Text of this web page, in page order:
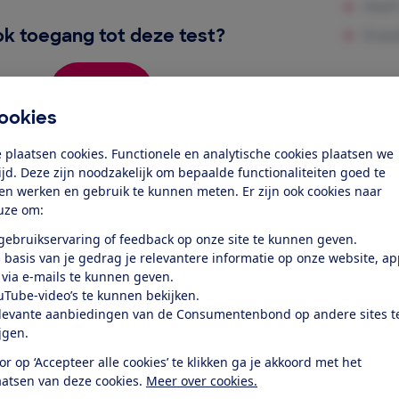
plaatsen cookies. Functionele en analytische cookies plaatsen we
Deze zijn noodzakelijk om bepaalde functionaliteiten goed te
werken en gebruik te kunnen meten. Er zijn ook cookies naar
om:
of feedback op onze site te kunnen geven.
basis van je gedrag je relevantere informatie op onze website,
e-mails te kunnen geven.
video’s te kunnen bekijken.
aanbiedingen van de Consumentenbond op andere sites
op ‘Accepteer alle cookies’ te klikken ga je akkoord met het
van deze cookies. Meer over cookies.
toegang tot deze test?
dit product
door de Consumentenbond
ICBNe 5123-20 is een inbouwkoelkast met vriezer
met een hoogte van 177 cm, een breedte van 56 cm
altijd rekening met benodigde extra ventilatieruimte